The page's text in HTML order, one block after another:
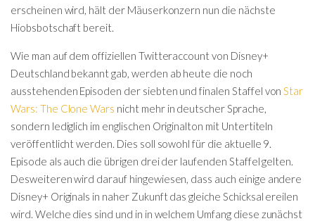
erscheinen wird, hält der Mäuserkonzern nun die nächste
Hiobsbotschaft bereit.
Wie man auf dem offiziellen Twitteraccount von Disney+
Deutschland bekannt gab, werden ab heute die noch
ausstehenden Episoden der siebten und finalen Staffel vonStar
Wars: The Clone Wars nicht mehr in deutscher Sprache,
sondern lediglich im englischen Originalton mit Untertiteln
veröffentlicht werden. Dies soll sowohl für die aktuelle 9.
Episode als auch die übrigen drei der laufenden Staffel gelten.
Desweiteren wird darauf hingewiesen, dass auch einige andere
Disney+ Originals in naher Zukunft das gleiche Schicksal ereilen
wird. Welche dies sind und in in welchem Umfang diese zunächst